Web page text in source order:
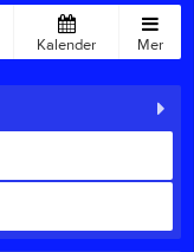
Kalender Mer